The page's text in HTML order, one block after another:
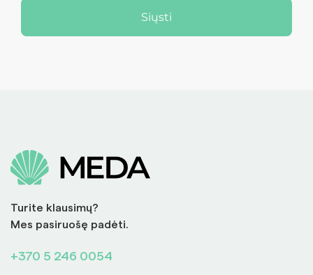
Siųsti
Turite klausimų?
Mes pasiruošę padėti.
+370 5 246 0054